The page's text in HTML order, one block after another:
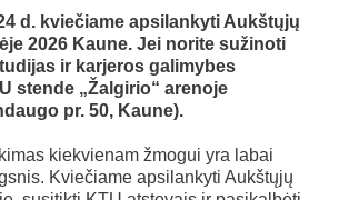
d. kviečiame apsilankyti Aukštųjų
2026 Kaune. Jei norite sužinoti
ir karjeros galimybes
stende „Žalgirio“ arenoje
pr. 50, Kaune).
kiekvienam žmogui yra labai
Kviečiame apsilankyti Aukštųjų